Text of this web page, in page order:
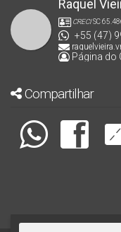
Raquel
CRECISC
+55 (47)
Página do
Compartilhar